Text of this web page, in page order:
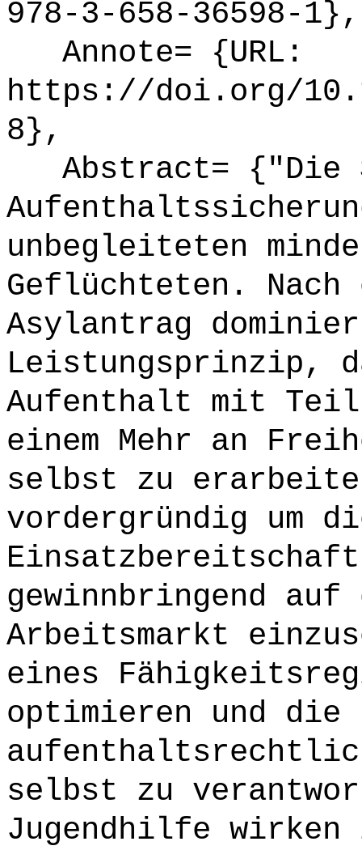
978-3-658-36598-1},
Annote= {URL:
https://doi.org/
8},
Abstract= {"Die
unbegleiteten
Geflüchteten. Nach
Asylantrag
Leistungsprinzip,
Aufenthalt mit
einem Mehr an
selbst zu
vordergründig um
gewinnbringend auf
Arbeitsmarkt
eines
optimieren und die
selbst zu
Jugendhilfe wirken